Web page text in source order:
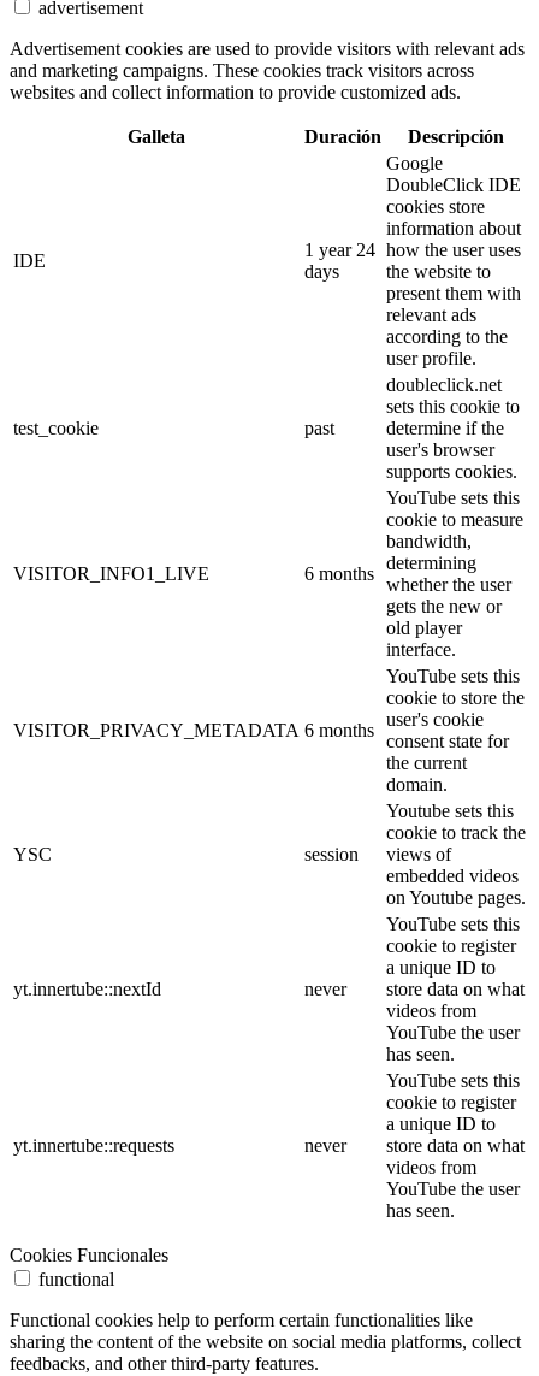
advertisement
Advertisement cookies are used to provide visitors with relevant ads
and marketing campaigns. These cookies track visitors across
websites and collect information to provide customized ads.
Galleta Duración Descripción
IDE
1 year 24
days
Google
DoubleClick IDE
cookies store
information about
how the user uses
the website to
present them with
relevant ads
according to the
user profile.
test_cookie past
doubleclick.net
sets this cookie to
determine if the
user's browser
supports cookies.
VISITOR_INFO1_LIVE 6 months
YouTube sets this
cookie to measure
bandwidth,
determining
whether the user
gets the new or
old player
interface.
VISITOR_PRIVACY_METADATA 6 months
YouTube sets this
cookie to store the
user's cookie
consent state for
the current
domain.
YSC session
Youtube sets this
cookie to track the
views of
embedded videos
on Youtube pages.
yt.innertube::nextId never
YouTube sets this
cookie to register
a unique ID to
store data on what
videos from
YouTube the user
has seen.
yt.innertube::requests never
YouTube sets this
cookie to register
a unique ID to
store data on what
videos from
YouTube the user
has seen.
Cookies Funcionales
functional
Functional cookies help to perform certain functionalities like
sharing the content of the website on social media platforms, collect
feedbacks, and other third-party features.